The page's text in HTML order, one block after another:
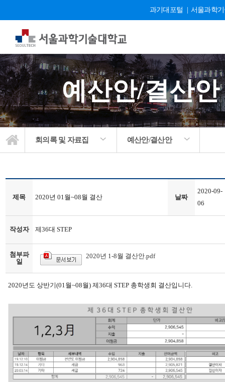
과기대포털 서울과학
예산안/결산안
회의록 및 자료집 예산안/결산안
제목 2020년 01월~08월 결산 날짜
2020-09-
06
작성자 제36대 STEP
첨부파
일
2020년 1-8월 결산안.pdf
2020년도 상반기(01월~08월) 제36대 STEP 총학생회 결산입니다.